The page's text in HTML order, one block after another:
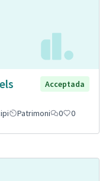
Acceptada
Patrimoni 0 0